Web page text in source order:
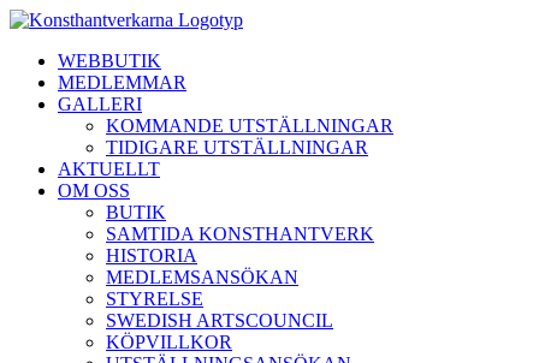
Fortsätt
innehålletWEBBUTIK
MEDLEMMAR
GALLERI
KOMMANDE UTSTÄLLNINGAR
TIDIGARE UTSTÄLLNINGAR
AKTUELLT
OM OSS
BUTIK
SAMTIDA KONSTHANTVERK
HISTORIA
MEDLEMSANSÖKAN
STYRELSE
SWEDISH ARTSCOUNCIL
KÖPVILLKOR